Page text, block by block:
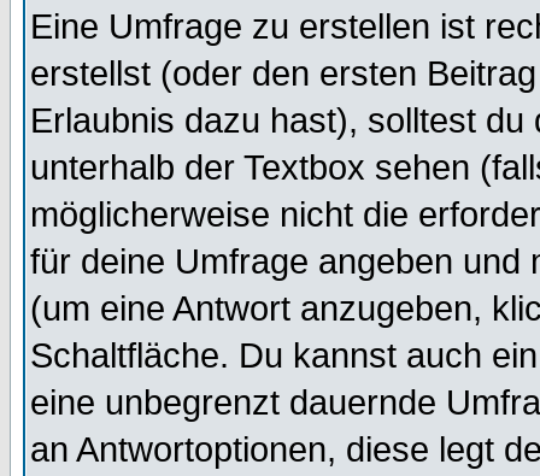
Eine Umfrage zu erstellen ist
erstellst (oder den ersten
Erlaubnis dazu hast), solltest
unterhalb der Textbox sehen
möglicherweise nicht die
für deine Umfrage angeben und
(um eine Antwort anzugeben,
Schaltfläche. Du kannst auch
eine unbegrenzt dauernde
an Antwortoptionen, diese legt